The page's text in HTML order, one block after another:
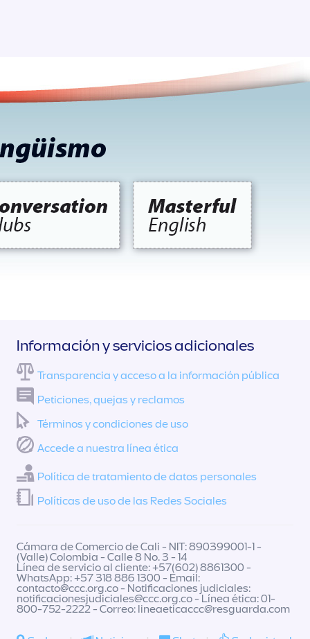
Información y servicios adicionales
Transparencia y acceso a la información pública
Peticiones, quejas y reclamos
Términos y condiciones de uso
Accede a nuestra línea ética
Política de tratamiento de datos personales
Políticas de uso de las Redes Sociales
Cámara de Comercio de Cali - NIT: 890399001-1 -
(Valle) Colombia - Calle 8 No. 3 - 14
Línea de servicio al cliente: +57(602) 8861300 -
WhatsApp: +57 318 886 1300 - Email:
contacto@ccc.org.co- Notificaciones judiciales:
notificacionesjudiciales@ccc.org.co- Línea ética: 01-
800-752-2222 - Correo: lineaeticaccc@resguarda.com